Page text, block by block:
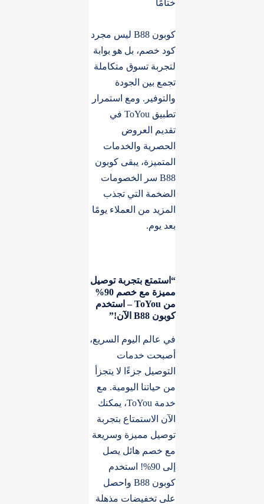
ختامًا
كوبون B88 ليس مجرد
كود خصم، بل هو بوابة
لتجربة تسوق متكاملة
تجمع بين الجودة
والتوفير. ومع استمرار
تطبيق ToYou في
تقديم العروض
الحصرية والخدمات
المتميزة، يبقى كوبون
B88 سر الخصومات
الضخمة التي تجذب
المزيد من العملاء يومًا
بعد يوم.
“استمتع بتجربة توصيل
مميزة مع خصم 90%
من ToYou – استخدم
كوبون B88 الآن!”
في عالم اليوم السريع،
أصبحت خدمات
التوصيل جزءًا لا يتجزأ
من حياتنا اليومية. مع
خدمة ToYou، يمكنك
الآن الاستمتاع بتجربة
توصيل مميزة وسريعة
مع خصم هائل يصل
إلى 90%! استخدم
كوبون B88 واحصل
على تخفيضات مذهلة